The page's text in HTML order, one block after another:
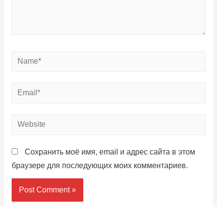
Сохранить моё имя, email и адрес сайта в этом
браузере для последующих моих комментариев.